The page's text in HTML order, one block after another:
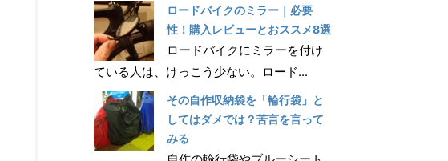
ロードバイクのミラー｜必要
性！購入レビューとおススメ8選
ロードバイクにミラーを付け
ている人は、けっこう少ない。ロード...
その自作収納袋を「輪行袋」と
してはダメでは？苦言を言って
みる